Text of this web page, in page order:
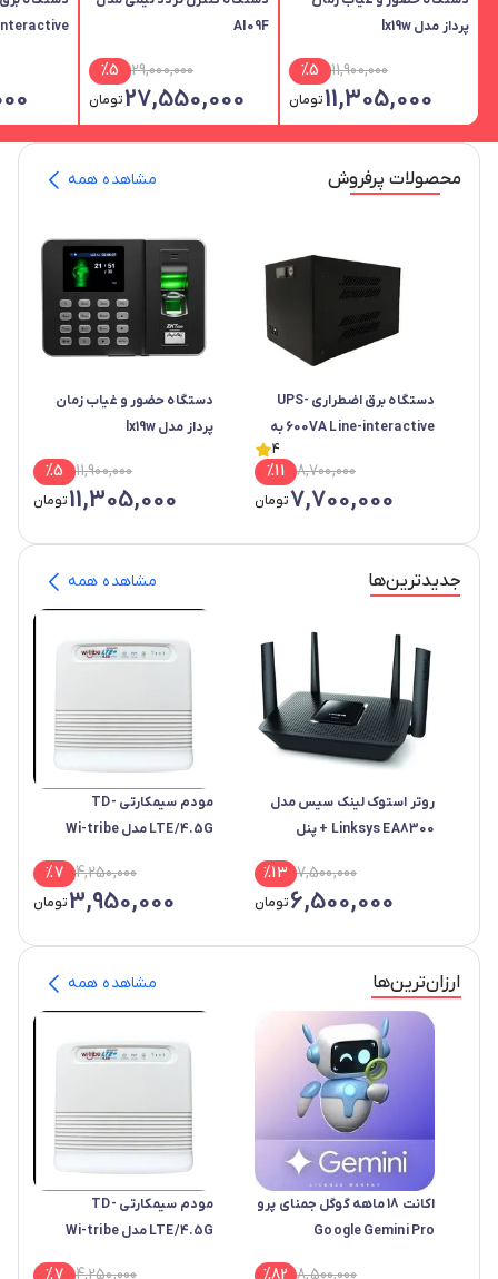
پرداز مدل lx19w
11,900,000
%5
11,305,000تومان
AI09F
29,000,000
%5
27,550,000تومان
محصولات پرفروش مشاهده همه
دستگاه برق اضطراری UPS-
600VA Line-interactive به
4
8,700,000
%11
7,700,000تومان
دستگاه حضور و غیاب زمان
پرداز مدل lx19w
11,900,000
%5
11,305,000تومان
جدید‌ترین‌ها مشاهده همه
روتر استوک لینک سیس مدل
Linksys EA8300 + پنل
7,500,000
%13
6,500,000تومان
مودم سیمکارتی TD-
LTE/4.5G مدل Wi-tribe
4,250,000
%7
3,950,000تومان
ارزان‌ترین‌ها مشاهده همه
اکانت 18 ماهه گوگل جمنای پرو
Google Gemini Pro
مودم سیمکارتی TD-
LTE/4.5G مدل Wi-tribe